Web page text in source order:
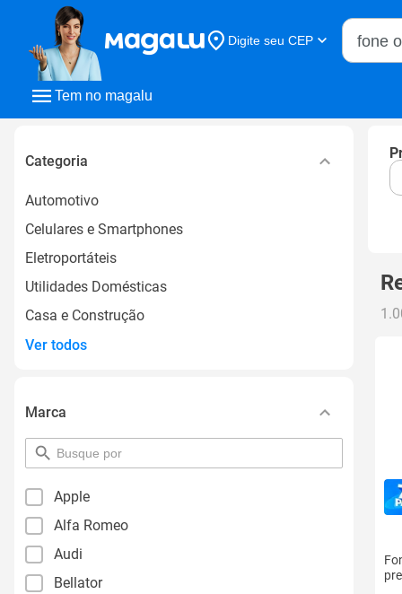
Tem no magalu
Digite seu CEP
Buscar
Categoria
Automotivo
Celulares e Smartphones
Eletroportáteis
Utilidades Domésticas
Casa e Construção
Ver todos
Marca
pesquisar
por
Apple
Alfa Romeo
Audi
Bellator